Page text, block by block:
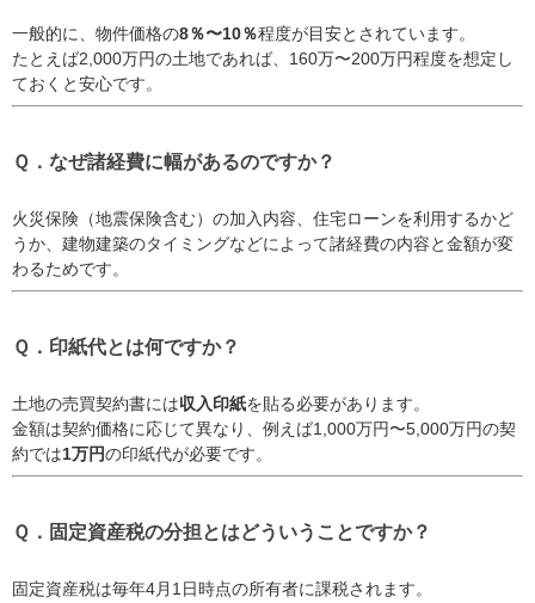
一般的に、物件価格の8％〜10％程度が目安とされています。
たとえば2,000万円の土地であれば、160万〜200万円程度を想定し
ておくと安心です。
Ｑ．なぜ諸経費に幅があるのですか？
火災保険（地震保険含む）の加入内容、住宅ローンを利用するかど
うか、建物建築のタイミングなどによって諸経費の内容と金額が変
わるためです。
Ｑ．印紙代とは何ですか？
土地の売買契約書には収入印紙を貼る必要があります。
金額は契約価格に応じて異なり、例えば1,000万円〜5,000万円の契
約では1万円の印紙代が必要です。
Ｑ．固定資産税の分担とはどういうことですか？
固定資産税は毎年4月1日時点の所有者に課税されます。